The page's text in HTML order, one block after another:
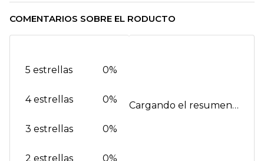
COMENTARIOS SOBRE EL RODUCTO
Cargando el resumen…
5 estrellas 0%
4 estrellas 0%
3 estrellas 0%
2 estrellas 0%